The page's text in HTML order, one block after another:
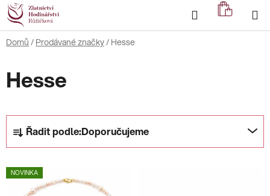
Přejít
na
obsah
Hledat
KOŠÍK
Domů / Prodávané značky/ Hesse
Hesse
Ř
z
e
n
Řadit podle:Doporučujeme
V
ý
NOVINKA